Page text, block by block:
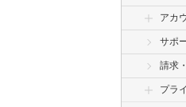
アカ
サポ
請求
プラ